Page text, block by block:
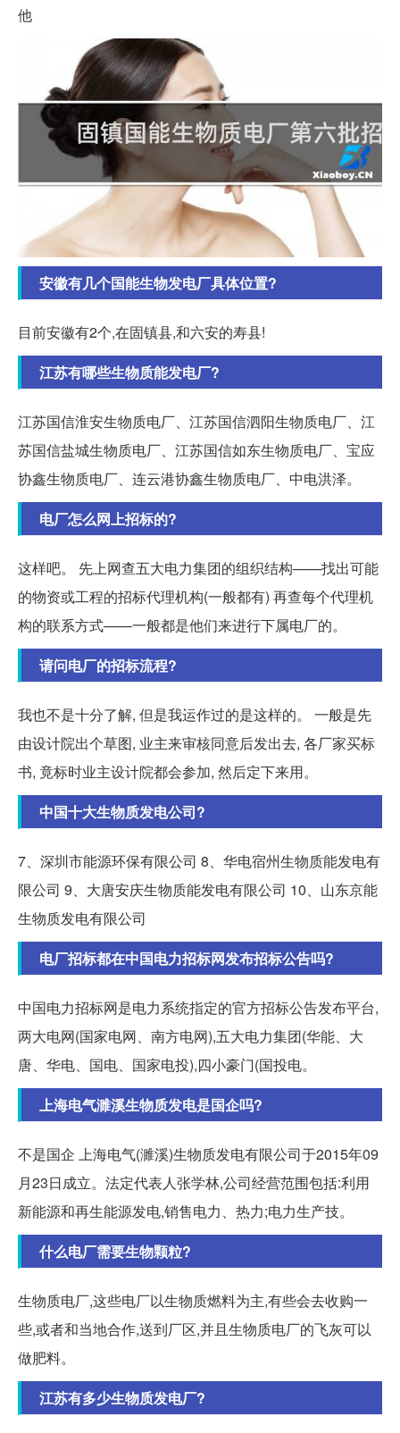
他
安徽有几个国能生物发电厂具体位置?
目前安徽有2个,在固镇县,和六安的寿县!
江苏有哪些生物质能发电厂?
江苏国信淮安生物质电厂、江苏国信泗阳生物质电厂、江
苏国信盐城生物质电厂、江苏国信如东生物质电厂、宝应
协鑫生物质电厂、连云港协鑫生物质电厂、中电洪泽。
电厂怎么网上招标的?
这样吧。 先上网查五大电力集团的组织结构——找出可能
的物资或工程的招标代理机构(一般都有) 再查每个代理机
构的联系方式——一般都是他们来进行下属电厂的。
请问电厂的招标流程?
我也不是十分了解, 但是我运作过的是这样的。 一般是先
由设计院出个草图, 业主来审核同意后发出去, 各厂家买标
书, 竟标时业主设计院都会参加, 然后定下来用。
中国十大生物质发电公司?
7、深圳市能源环保有限公司 8、华电宿州生物质能发电有
限公司 9、大唐安庆生物质能发电有限公司 10、山东京能
生物质发电有限公司
电厂招标都在中国电力招标网发布招标公告吗?
中国电力招标网是电力系统指定的官方招标公告发布平台,
两大电网(国家电网、南方电网),五大电力集团(华能、大
唐、华电、国电、国家电投),四小豪门(国投电。
上海电气濉溪生物质发电是国企吗?
不是国企 上海电气(濉溪)生物质发电有限公司于2015年09
月23日成立。法定代表人张学林,公司经营范围包括:利用
新能源和再生能源发电,销售电力、热力;电力生产技。
什么电厂需要生物颗粒?
生物质电厂,这些电厂以生物质燃料为主,有些会去收购一
些,或者和当地合作,送到厂区,并且生物质电厂的飞灰可以
做肥料。
江苏有多少生物质发电厂?